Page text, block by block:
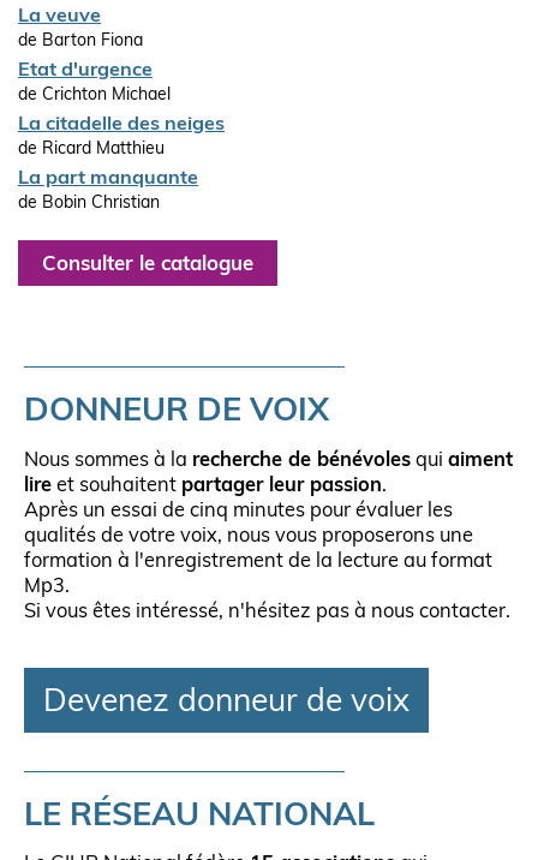
La veuve
de Barton Fiona
Etat d'urgence
de Crichton Michael
La citadelle des neiges
de Ricard Matthieu
La part manquante
de Bobin Christian
Consulter le catalogue
DONNEUR DE VOIX
Nous sommes à la recherche de bénévoles qui aiment
lire et souhaitent partager leur passion.
Après un essai de cinq minutes pour évaluer les
qualités de votre voix, nous vous proposerons une
formation à l'enregistrement de la lecture au format
Mp3.
Si vous êtes intéressé, n'hésitez pas à nous contacter.
Devenez donneur de voix
LE RÉSEAU NATIONAL